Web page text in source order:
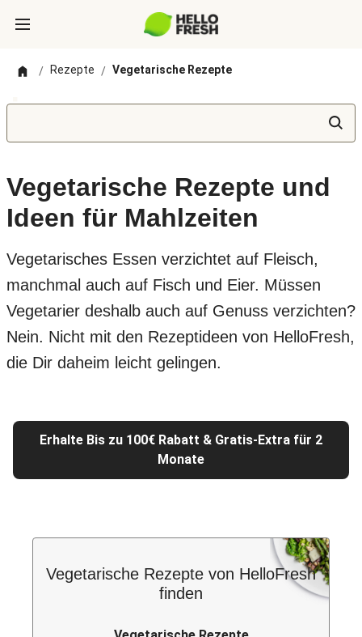
/ Rezepte / Vegetarische Rezepte
Vegetarische Rezepte und
Ideen für Mahlzeiten
Vegetarisches Essen verzichtet auf Fleisch,
manchmal auch auf Fisch und Eier. Müssen
Vegetarier deshalb auch auf Genuss verzichten?
Nein. Nicht mit den Rezeptideen von HelloFresh,
die Dir daheim leicht gelingen.
Erhalte Bis zu 100€ Rabatt & Gratis-Extra für 2
Monate
Vegetarische Rezepte von HelloFresh
finden